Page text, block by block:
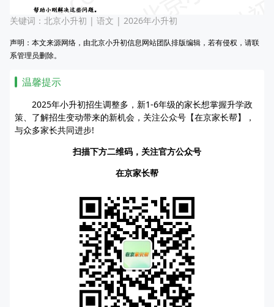
关键词： 北京小升初 | 语文 | 2026年小升初
声明：本文来源网络，由北京小升初信息网站团队排版编辑，若有侵权，请联
系管理员删除。
温馨提示
2025年小升初招生调整多，新1-6年级的家长想掌握升学政
策、了解招生变动带来的新机会，关注公众号【在京家长帮】，
与众多家长共同进步!
扫描下方二维码，关注官方公众号
在京家长帮